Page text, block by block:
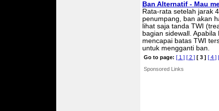
Ban Alternatif - Mau
Rata-rata setelah jarak
penumpang, ban akan
lihat saja tanda TWI
bagian sidewall.
mencapai batas TWI
untuk mengganti ban.
Go to page: [ 1 ] [ 2 ] [ 3 ] [ 4 ]
Sponsored Links